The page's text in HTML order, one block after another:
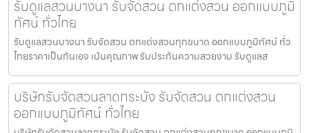
รับดูแลสวนบางนา รับจัดสวน ตกแต่งสวน ออกแบบภูมิ
ทัศน์ ทั่วไทย
รับดูแลสวนบางนา รับจัดสวน ตกแต่งสวนทุกขนาด ออกแบบภูมิทัศน์ ทั่ว
ไทยราคาเป็นกันเอง เน้นคุณภาพ รับประกันความสวยงาม รับดูแลส
บริษัทรับจัดสวนลาดกระบัง รับจัดสวน ตกแต่งสวน
ออกแบบภูมิทัศน์ ทั่วไทย